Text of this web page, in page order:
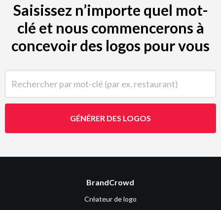
Saisissez n’importe quel mot-
clé et nous commencerons à
concevoir des logos pour vous
GÉNÉRER DES LOGOS
BrandCrowd
Créateur de logo